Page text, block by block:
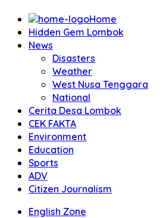
Home
Hidden Gem Lombok
News
Disasters
Weather
West Nusa Tenggara
National
Cerita Desa Lombok
CEK FAKTA
Environment
Education
Sports
ADV
Citizen Journalism
English Zone